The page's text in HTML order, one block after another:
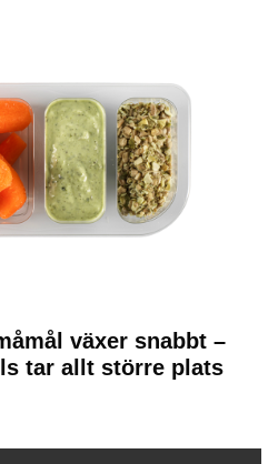
växer snabbt –
tar allt större plats